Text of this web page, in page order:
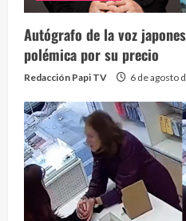
Autógrafo de la voz
polémica por su precio
Redacción Papi TV 6 de agosto